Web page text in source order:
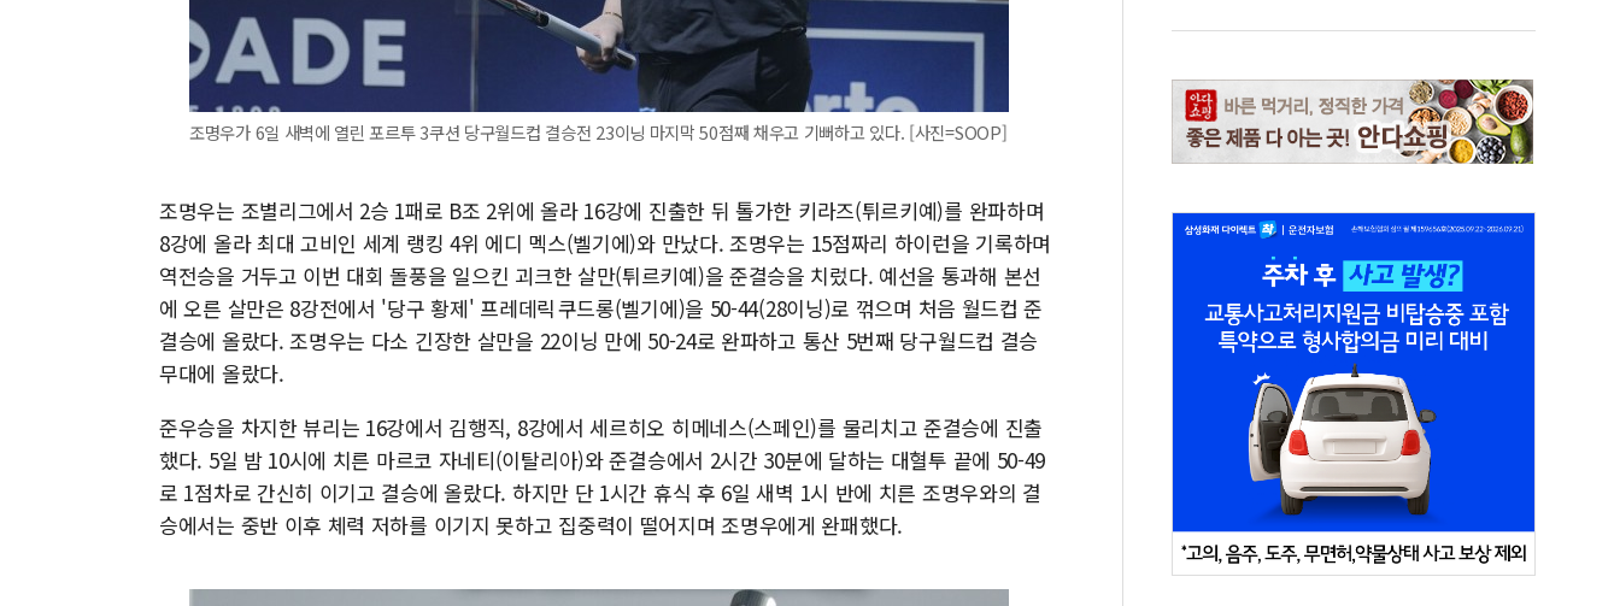
조명우가 6일 새벽에 열린 포르투 3쿠션 당구월드컵 결승전 23이닝 마지막 50점째 채우고 기뻐하고 있다. [사진=SOOP]
조명우는 조별리그에서 2승 1패로 B조 2위에 올라 16강에 진출한 뒤 톨가한 키라즈(튀르키예)를 완파하며
8강에 올라 최대 고비인 세계 랭킹 4위 에디 멕스(벨기에)와 만났다. 조명우는 15점짜리 하이런을 기록하며
역전승을 거두고 이번 대회 돌풍을 일으킨 괴크한 살만(튀르키예)을 준결승을 치렀다. 예선을 통과해 본선
에 오른 살만은 8강전에서 '당구 황제' 프레데릭 쿠드롱(벨기에)을 50-44(28이닝)로 꺾으며 처음 월드컵 준
결승에 올랐다. 조명우는 다소 긴장한 살만을 22이닝 만에 50-24로 완파하고 통산 5번째 당구월드컵 결승
무대에 올랐다.
준우승을 차지한 뷰리는 16강에서 김행직, 8강에서 세르히오 히메네스(스페인)를 물리치고 준결승에 진출
했다. 5일 밤 10시에 치른 마르코 자네티(이탈리아)와 준결승에서 2시간 30분에 달하는 대혈투 끝에 50-49
로 1점차로 간신히 이기고 결승에 올랐다. 하지만 단 1시간 휴식 후 6일 새벽 1시 반에 치른 조명우와의 결
승에서는 중반 이후 체력 저하를 이기지 못하고 집중력이 떨어지며 조명우에게 완패했다.